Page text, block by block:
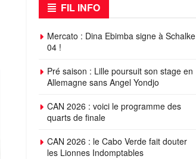
FIL INFO
Mercato : Dina Ebimba signe à Schalke
04 !
Pré saison : Lille poursuit son stage en
Allemagne sans Angel Yondjo
CAN 2026 : voici le programme des
quarts de finale
CAN 2026 : le Cabo Verde fait douter
les Lionnes Indomptables